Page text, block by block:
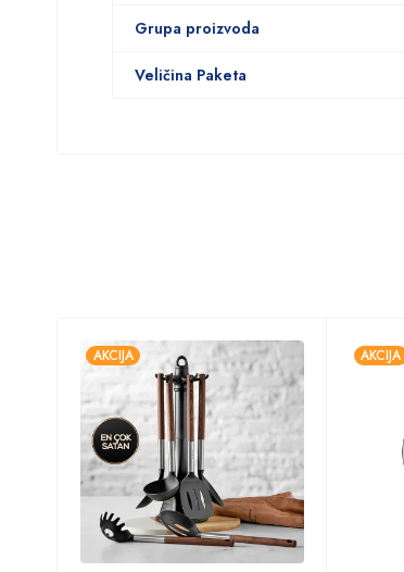
Grupa proizvoda
Veličina Paketa
AKCIJA AKCIJA